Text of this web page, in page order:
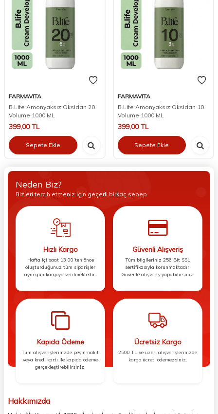
FARMAVITA
B.Life Amonyaksız Oksidan 20
Volume 1000 ML
399,00TL
Sepete Ekle
FARMAVITA
B.Life Amonyaksız Oksidan 10
Volume 1000 ML
399,00TL
Sepete Ekle
Neden Biz?
Bizleri tercih etmeniz için geçerli birkaç sebep.
Hızlı Kargo
Hafta içi saat 13:00’ten önce
oluşturduğunuz tüm siparişler
aynı gün kargoya verilmektedir.
Güvenli Alışveriş
Tüm bilgileriniz 256 Bit SSL
sertifikasıyla korunmaktadır.
Güvenle alışveriş yapabilirsiniz.
Kapıda Ödeme
Tüm alışverişlerinizde peşin nakit
veya kredi kartı ile kapıda ödeme
gerçekleştirebilirsiniz.
Ücretsiz Kargo
2500 TL ve üzeri alışverişlerinizde
kargo ücreti ödemezsiniz.
Hakkımızda